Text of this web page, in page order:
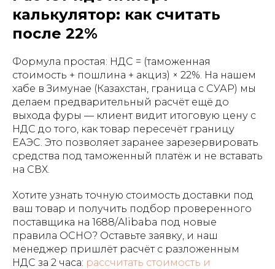
калькулятор: как считать
после 22%
Формула простая: НДС = (таможенная
стоимость + пошлина + акциз) × 22%. На нашем
хабе в Зимунае (Казахстан, граница с СУАР) мы
делаем предварительный расчёт ещё до
выхода фуры — клиент видит итоговую цену с
НДС до того, как товар пересечёт границу
ЕАЭС. Это позволяет заранее зарезервировать
средства под таможенный платёж и не вставать
на СВХ.
Хотите узнать точную стоимость доставки под
ваш товар и получить подбор проверенного
поставщика на 1688/Alibaba под новые
правила ОСНО? Оставьте заявку, и наш
менеджер пришлёт расчёт с разложенным
НДС за 2 часа: рассчитать стоимость и